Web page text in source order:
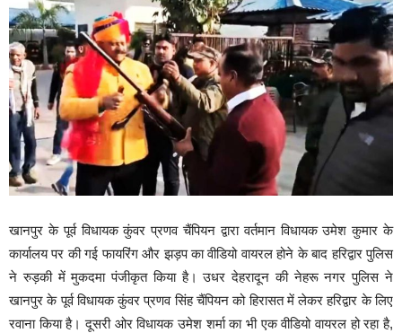
खानपुर के पूर्व विधायक कुंवर प्रणव चैंपियन द्वारा वर्तमान विधायक उमेश कुमार के
कार्यालय पर की गई फायरिंग और झड़प का वीडियो वायरल होने के बाद हरिद्वार पुलिस
ने रुड़की में मुकदमा पंजीकृत किया है। उधर देहरादून की नेहरू नगर पुलिस ने
खानपुर के पूर्व विधायक कुंवर प्रणव सिंह चैंपियन को हिरासत में लेकर हरिद्वार के लिए
रवाना किया है। दूसरी ओर विधायक उमेश शर्मा का भी एक वीडियो वायरल हो रहा है,